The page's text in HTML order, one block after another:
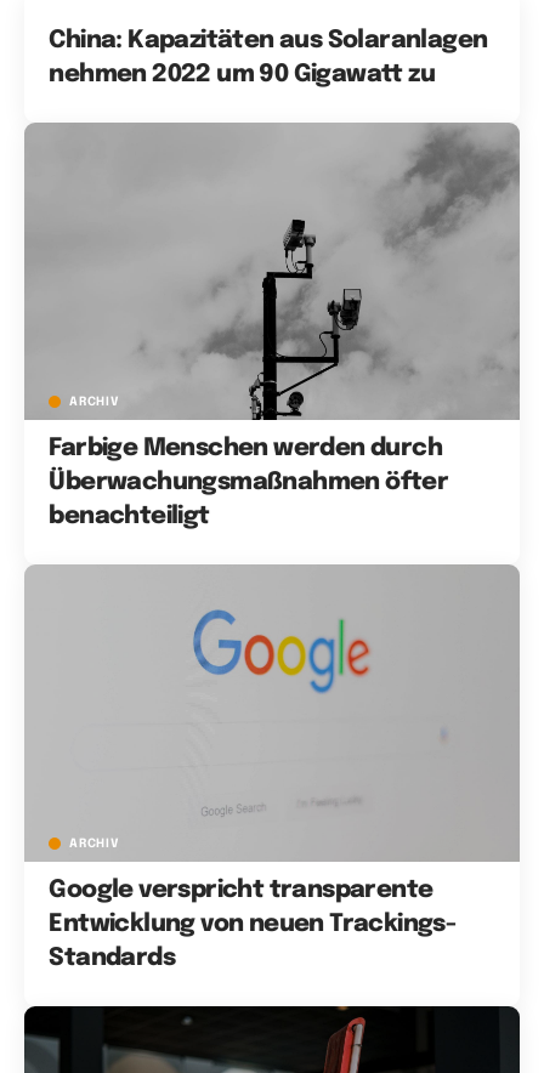
China: Kapazitäten aus Solaranlagen
nehmen 2022 um 90 Gigawatt zu
ARCHIV
Farbige Menschen werden durch
Überwachungsmaßnahmen öfter
benachteiligt
ARCHIV
Google verspricht transparente
Entwicklung von neuen Trackings-
Standards